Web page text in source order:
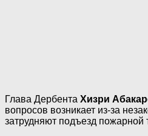
Глава Дербента Хизри
вопросов возникает из-за
затрудняют подъезд